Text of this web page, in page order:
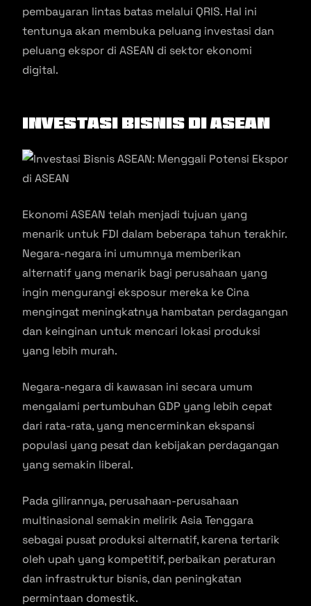
pembayaran lintas batas melalui QRIS. Hal ini
tentunya akan membuka peluang investasi dan
peluang ekspor di ASEAN di sektor ekonomi
digital.
Investasi Bisnis di ASEAN
Ekonomi ASEAN telah menjadi tujuan yang
menarik untuk FDI dalam beberapa tahun terakhir.
Negara-negara ini umumnya memberikan
alternatif yang menarik bagi perusahaan yang
ingin mengurangi eksposur mereka ke Cina
mengingat meningkatnya hambatan perdagangan
dan keinginan untuk mencari lokasi produksi
yang lebih murah.
Negara-negara di kawasan ini secara umum
mengalami pertumbuhan GDP yang lebih cepat
dari rata-rata, yang mencerminkan ekspansi
populasi yang pesat dan kebijakan perdagangan
yang semakin liberal.
Pada gilirannya, perusahaan-perusahaan
multinasional semakin melirik Asia Tenggara
sebagai pusat produksi alternatif, karena tertarik
oleh upah yang kompetitif, perbaikan peraturan
dan infrastruktur bisnis, dan peningkatan
permintaan domestik.